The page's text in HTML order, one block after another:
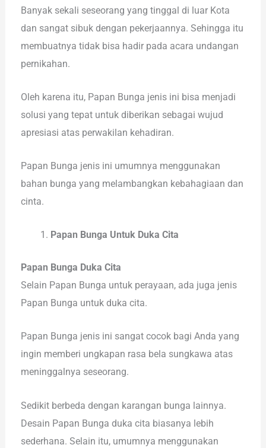
Banyak sekali seseorang yang tinggal di luar Kota
dan sangat sibuk dengan pekerjaannya. Sehingga itu
membuatnya tidak bisa hadir pada acara undangan
pernikahan.
Oleh karena itu, Papan Bunga jenis ini bisa menjadi
solusi yang tepat untuk diberikan sebagai wujud
apresiasi atas perwakilan kehadiran.
Papan Bunga jenis ini umumnya menggunakan
bahan bunga yang melambangkan kebahagiaan dan
cinta.
Papan Bunga Untuk Duka Cita
Papan Bunga Duka Cita
Selain Papan Bunga untuk perayaan, ada juga jenis
Papan Bunga untuk duka cita.
Papan Bunga jenis ini sangat cocok bagi Anda yang
ingin memberi ungkapan rasa bela sungkawa atas
meninggalnya seseorang.
Sedikit berbeda dengan karangan bunga lainnya.
Desain Papan Bunga duka cita biasanya lebih
sederhana. Selain itu, umumnya menggunakan